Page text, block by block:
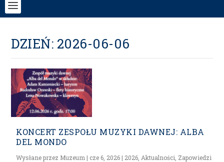
DZIEŃ: 2026-06-06
KONCERT ZESPOŁU MUZYKI DAWNEJ: ALBA
DEL MONDO
Wysłane przez Muzeum | cze 6, 2026 | 2026 Aktualności Zapowiedzi